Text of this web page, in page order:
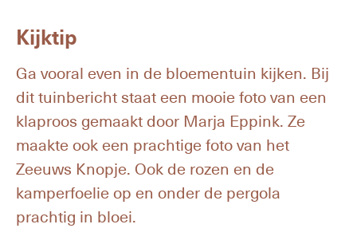
Kijktip
Ga vooral even in de bloementuin kijken. Bij
dit tuinbericht staat een mooie foto van een
klaproos gemaakt door Marja Eppink. Ze
maakte ook een prachtige foto van het
Zeeuws Knopje. Ook de rozen en de
kamperfoelie op en onder de pergola
prachtig in bloei.